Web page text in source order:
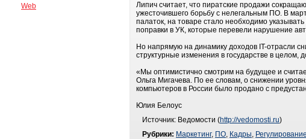
Web
Липич считает, что пиратские продажи
ужесточившего борьбу с нелегальным ПО. В
палаток, на товаре стало необходимо
поправки в УК, которые перевели нарушение
Но напрямую на динамику доходов IT-отрасли
структурные изменения в государстве в целом,
«Мы оптимистично смотрим на будущее и
Ольга Мигачева. По ее словам, о снижении
компьютеров в России было продано с
Юлия Белоус
Источник: Ведомости (http://vedomosti.ru)
Рубрики: Маркетинг, ПО, Кадры, Регулирование